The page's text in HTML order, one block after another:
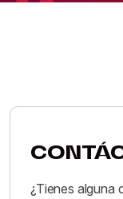
¿Tienes alguna